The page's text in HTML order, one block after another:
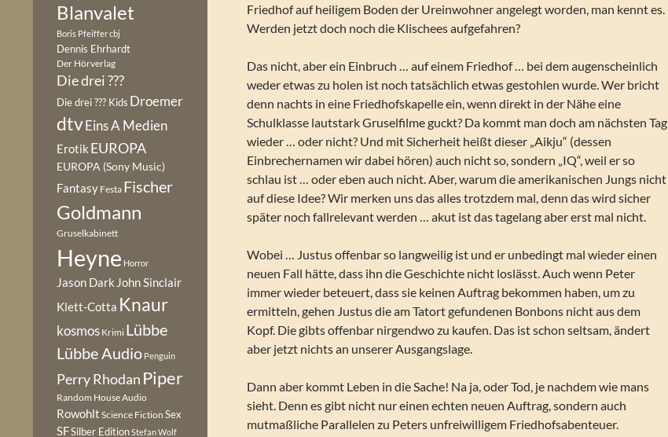
Friedhof auf heiligem Boden der Ureinwohner angelegt worden, man kennt es.
Werden jetzt doch noch die Klischees aufgefahren?
Das nicht, aber ein Einbruch … auf einem Friedhof … bei dem augenscheinlich
weder etwas zu holen ist noch tatsächlich etwas gestohlen wurde. Wer bricht
denn nachts in eine Friedhofskapelle ein, wenn direkt in der Nähe eine
Schulklasse lautstark Gruselfilme guckt? Da kommt man doch am nächsten Tag
wieder … oder nicht? Und mit Sicherheit heißt dieser „Aikju“ (dessen
Einbrechernamen wir dabei hören) auch nicht so, sondern „IQ“, weil er so
schlau ist … oder eben auch nicht. Aber, warum die amerikanischen Jungs nicht
auf diese Idee? Wir merken uns das alles trotzdem mal, denn das wird sicher
später noch fallrelevant werden … akut ist das tagelang aber erst mal nicht.
Wobei … Justus offenbar so langweilig ist und er unbedingt mal wieder einen
neuen Fall hätte, dass ihn die Geschichte nicht loslässt. Auch wenn Peter
immer wieder beteuert, dass sie keinen Auftrag bekommen haben, um zu
ermitteln, gehen Justus die am Tatort gefundenen Bonbons nicht aus dem
Kopf. Die gibts offenbar nirgendwo zu kaufen. Das ist schon seltsam, ändert
aber jetzt nichts an unserer Ausgangslage.
Dann aber kommt Leben in die Sache! Na ja, oder Tod, je nachdem wie mans
sieht. Denn es gibt nicht nur einen echten neuen Auftrag, sondern auch
mutmaßliche Parallelen zu Peters unfreiwilligem Friedhofsabenteuer.
Blanvalet
Boris Pfeiffercbj
Dennis Ehrhardt
Der Hörverlag
Die drei ???
Die drei ??? Kids Droemer
dtvEins A Medien
Erotik EUROPA
EUROPA (Sony Music)
Fantasy Festa Fischer
Goldmann
Gruselkabinett
Heyne Horror
Jason Dark John Sinclair
Klett-Cotta Knaur
kosmos Krimi Lübbe
Lübbe Audio Penguin
Perry Rhodan Piper
Random House Audio
Rowohlt Science Fiction Sex
SFSilber EditionStefan Wolf